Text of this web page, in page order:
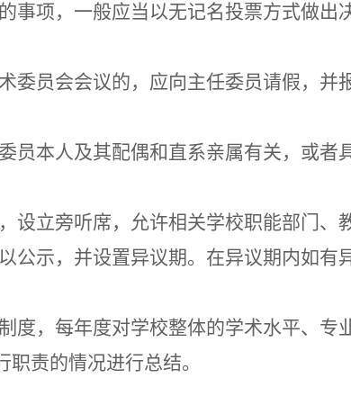
事项，一般应当以无记名投票方式做出
委员会会议的，应向主任委员请假，并
员本人及其配偶和直系亲属有关，或者
设立旁听席，允许相关学校职能部门、
公示，并设置异议期。在异议期内如有
度，每年度对学校整体的学术水平、专
责的情况进行总结。